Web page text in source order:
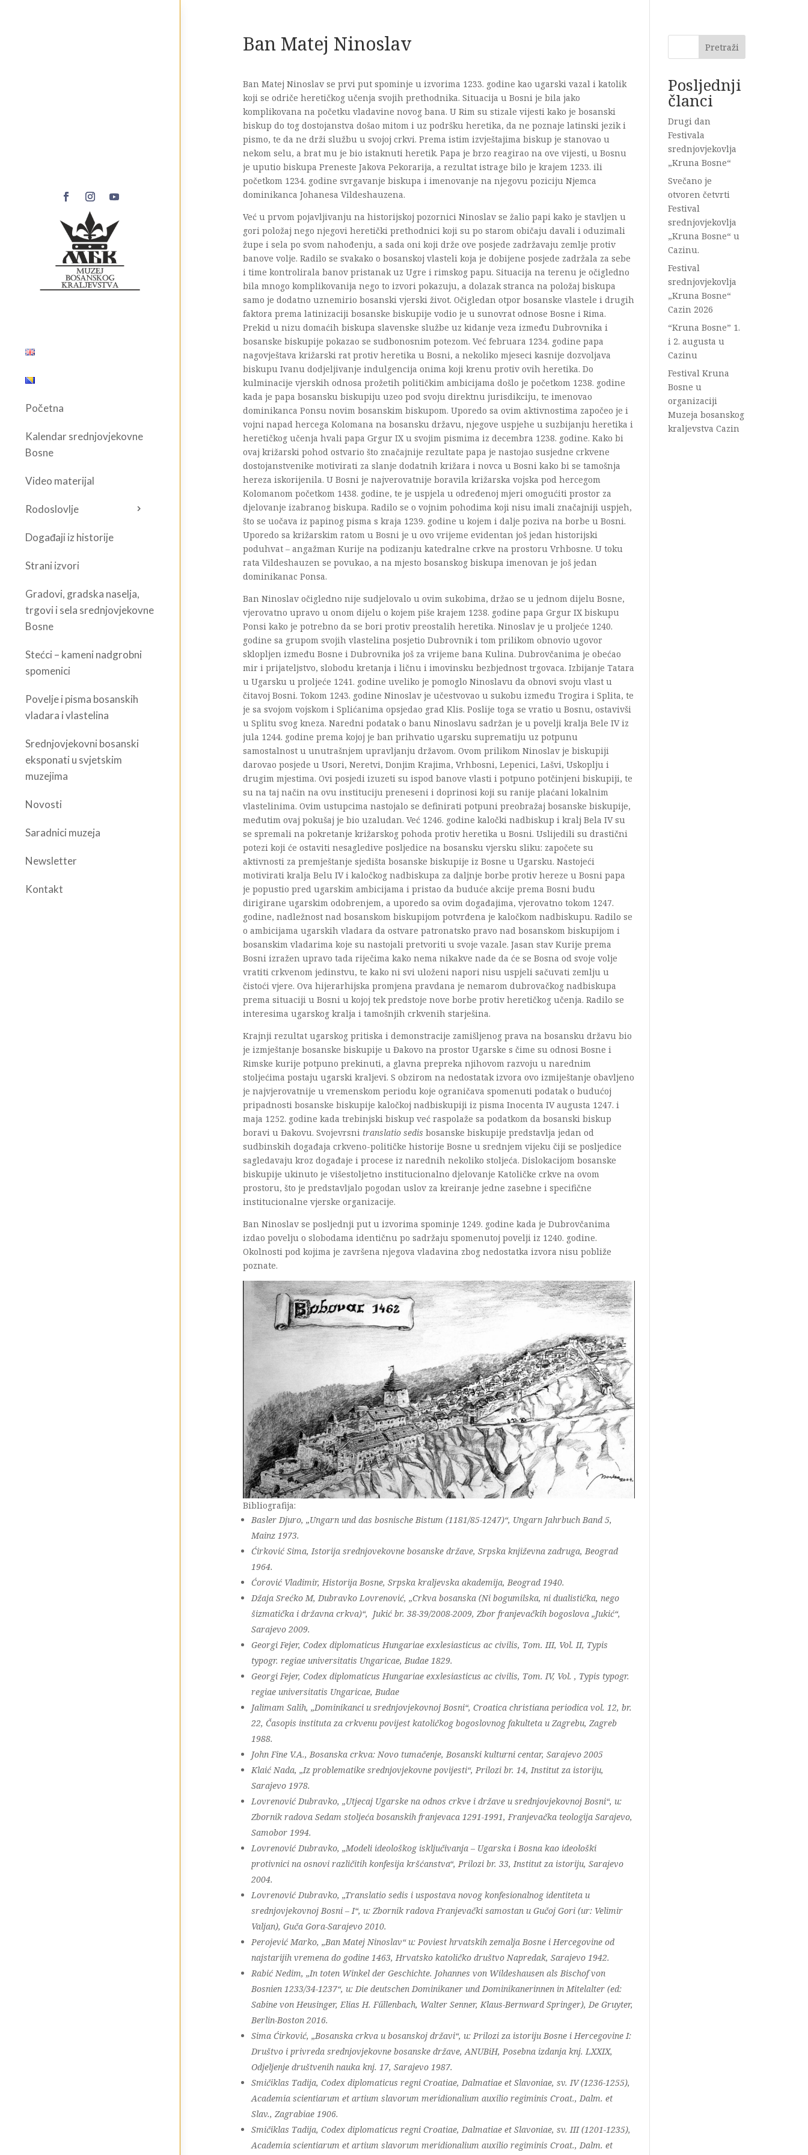
Početna
Kalendar srednjovjekovne
Bosne
Video materijal
Rodoslovlje
Događaji iz historije
Strani izvori
Gradovi, gradska naselja,
trgovi i sela srednjovjekovne
Bosne
Stećci – kameni nadgrobni
spomenici
Povelje i pisma bosanskih
vladara i vlastelina
Srednjovjekovni bosanski
eksponati u svjetskim
muzejima
Novosti
Saradnici muzeja
Newsletter
Kontakt
Ban Matej Ninoslav
Ban Matej Ninoslav se prvi put spominje u izvorima 1233. godine kao ugarski vazal i katolik
koji se odriče heretičkog učenja svojih prethodnika. Situacija u Bosni je bila jako
komplikovana na početku vladavine novog bana. U Rim su stizale vijesti kako je bosanski
biskup do tog dostojanstva došao mitom i uz podršku heretika, da ne poznaje latinski jezik i
pismo, te da ne drži službu u svojoj crkvi. Prema istim izvještajima biskup je stanovao u
nekom selu, a brat mu je bio istaknuti heretik. Papa je brzo reagirao na ove vijesti, u Bosnu
je uputio biskupa Preneste Jakova Pekorarija, a rezultat istrage bilo je krajem 1233. ili
početkom 1234. godine svrgavanje biskupa i imenovanje na njegovu poziciju Njemca
dominikanca Johanesa Vildeshauzena.
Već u prvom pojavljivanju na historijskoj pozornici Ninoslav se žalio papi kako je stavljen u
gori položaj nego njegovi heretički prethodnici koji su po starom običaju davali i oduzimali
župe i sela po svom nahođenju, a sada oni koji drže ove posjede zadržavaju zemlje protiv
banove volje. Radilo se svakako o bosanskoj vlasteli koja je dobijene posjede zadržala za sebe
i time kontrolirala banov pristanak uz Ugre i rimskog papu. Situacija na terenu je očigledno
bila mnogo komplikovanija nego to izvori pokazuju, a dolazak stranca na položaj biskupa
samo je dodatno uznemirio bosanski vjerski život. Očigledan otpor bosanske vlastele i drugih
faktora prema latinizaciji bosanske biskupije vodio je u sunovrat odnose Bosne i Rima.
Prekid u nizu domaćih biskupa slavenske službe uz kidanje veza između Dubrovnika i
bosanske biskupije pokazao se sudbonosnim potezom. Već februara 1234. godine papa
nagovještava križarski rat protiv heretika u Bosni, a nekoliko mjeseci kasnije dozvoljava
biskupu Ivanu dodjeljivanje indulgencija onima koji krenu protiv ovih heretika. Do
kulminacije vjerskih odnosa prožetih političkim ambicijama došlo je početkom 1238. godine
kada je papa bosansku biskupiju uzeo pod svoju direktnu jurisdikciju, te imenovao
dominikanca Ponsu novim bosanskim biskupom. Uporedo sa ovim aktivnostima započeo je i
vojni napad hercega Kolomana na bosansku državu, njegove uspjehe u suzbijanju heretika i
heretičkog učenja hvali papa Grgur IX u svojim pismima iz decembra 1238. godine. Kako bi
ovaj križarski pohod ostvario što značajnije rezultate papa je nastojao susjedne crkvene
dostojanstvenike motivirati za slanje dodatnih križara i novca u Bosni kako bi se tamošnja
hereza iskorijenila. U Bosni je najverovatnije boravila križarska vojska pod hercegom
Kolomanom početkom 1438. godine, te je uspjela u određenoj mjeri omogućiti prostor za
djelovanje izabranog biskupa. Radilo se o vojnim pohodima koji nisu imali značajniji uspjeh,
što se uočava iz papinog pisma s kraja 1239. godine u kojem i dalje poziva na borbe u Bosni.
Uporedo sa križarskim ratom u Bosni je u ovo vrijeme evidentan još jedan historijski
poduhvat – angažman Kurije na podizanju katedralne crkve na prostoru Vrhbosne. U toku
rata Vildeshauzen se povukao, a na mjesto bosanskog biskupa imenovan je još jedan
dominikanac Ponsa.
Ban Ninoslav očigledno nije sudjelovalo u ovim sukobima, držao se u jednom dijelu Bosne,
vjerovatno upravo u onom dijelu o kojem piše krajem 1238. godine papa Grgur IX biskupu
Ponsi kako je potrebno da se bori protiv preostalih heretika. Ninoslav je u proljeće 1240.
godine sa grupom svojih vlastelina posjetio Dubrovnik i tom prilikom obnovio ugovor
sklopljen između Bosne i Dubrovnika još za vrijeme bana Kulina. Dubrovčanima je obećao
mir i prijateljstvo, slobodu kretanja i ličnu i imovinsku bezbjednost trgovaca. Izbijanje Tatara
u Ugarsku u proljeće 1241. godine uveliko je pomoglo Ninoslavu da obnovi svoju vlast u
čitavoj Bosni. Tokom 1243. godine Ninoslav je učestvovao u sukobu između Trogira i Splita, te
je sa svojom vojskom i Splićanima opsjedao grad Klis. Poslije toga se vratio u Bosnu, ostavivši
u Splitu svog kneza. Naredni podatak o banu Ninoslavu sadržan je u povelji kralja Bele IV iz
jula 1244. godine prema kojoj je ban prihvatio ugarsku suprematiju uz potpunu
samostalnost u unutrašnjem upravljanju državom. Ovom prilikom Ninoslav je biskupiji
darovao posjede u Usori, Neretvi, Donjim Krajima, Vrhbosni, Lepenici, Lašvi, Uskoplju i
drugim mjestima. Ovi posjedi izuzeti su ispod banove vlasti i potpuno potčinjeni biskupiji, te
su na taj način na ovu instituciju preneseni i doprinosi koji su ranije plaćani lokalnim
vlastelinima. Ovim ustupcima nastojalo se definirati potpuni preobražaj bosanske biskupije,
međutim ovaj pokušaj je bio uzaludan. Već 1246. godine kaločki nadbiskup i kralj Bela IV su
se spremali na pokretanje križarskog pohoda protiv heretika u Bosni. Uslijedili su drastični
potezi koji će ostaviti nesagledive posljedice na bosansku vjersku sliku: započete su
aktivnosti za premještanje sjedišta bosanske biskupije iz Bosne u Ugarsku. Nastojeći
motivirati kralja Belu IV i kaločkog nadbiskupa za daljnje borbe protiv hereze u Bosni papa
je popustio pred ugarskim ambicijama i pristao da buduće akcije prema Bosni budu
dirigirane ugarskim odobrenjem, a uporedo sa ovim događajima, vjerovatno tokom 1247.
godine, nadležnost nad bosanskom biskupijom potvrđena je kaločkom nadbiskupu. Radilo se
o ambicijama ugarskih vladara da ostvare patronatsko pravo nad bosanskom biskupijom i
bosanskim vladarima koje su nastojali pretvoriti u svoje vazale. Jasan stav Kurije prema
Bosni izražen upravo tada riječima kako nema nikakve nade da će se Bosna od svoje volje
vratiti crkvenom jedinstvu, te kako ni svi uloženi napori nisu uspjeli sačuvati zemlju u
čistoći vjere. Ova hijerarhijska promjena pravdana je nemarom dubrovačkog nadbiskupa
prema situaciji u Bosni u kojoj tek predstoje nove borbe protiv heretičkog učenja. Radilo se
interesima ugarskog kralja i tamošnjih crkvenih starješina.
Krajnji rezultat ugarskog pritiska i demonstracije zamišljenog prava na bosansku državu bio
je izmještanje bosanske biskupije u Đakovo na prostor Ugarske s čime su odnosi Bosne i
Rimske kurije potpuno prekinuti, a glavna prepreka njihovom razvoju u narednim
stoljećima postaju ugarski kraljevi. S obzirom na nedostatak izvora ovo izmiještanje obavljeno
je najvjerovatnije u vremenskom periodu koje ograničava spomenuti podatak o budućoj
pripadnosti bosanske biskupije kaločkoj nadbiskupiji iz pisma Inocenta IV augusta 1247. i
maja 1252. godine kada trebinjski biskup već raspolaže sa podatkom da bosanski biskup
boravi u Đakovu. Svojevrsni translatio sedis bosanske biskupije predstavlja jedan od
sudbinskih događaja crkveno-političke historije Bosne u srednjem vijeku čiji se posljedice
sagledavaju kroz događaje i procese iz narednih nekoliko stoljeća. Dislokacijom bosanske
biskupije ukinuto je višestoljetno institucionalno djelovanje Katoličke crkve na ovom
prostoru, što je predstavljalo pogodan uslov za kreiranje jedne zasebne i specifične
institucionalne vjerske organizacije.
Ban Ninoslav se posljednji put u izvorima spominje 1249. godine kada je Dubrovčanima
izdao povelju o slobodama identičnu po sadržaju spomenutoj povelji iz 1240. godine.
Okolnosti pod kojima je završena njegova vladavina zbog nedostatka izvora nisu pobliže
poznate.
Bibliografija:
Basler Djuro, „Ungarn und das bosnische Bistum (1181/85-1247)“, Ungarn Jahrbuch Band 5,
Mainz 1973.
Ćirković Sima, Istorija srednjovekovne bosanske države, Srpska književna zadruga, Beograd
1964.
Ćorović Vladimir, Historija Bosne, Srpska kraljevska akademija, Beograd 1940.
Džaja Srećko M, Dubravko Lovrenović, „Crkva bosanska (Ni bogumilska, ni dualistička, nego
šizmatička i državna crkva)“, Jukić br. 38-39/2008-2009, Zbor franjevačkih bogoslova „Jukić“,
Sarajevo 2009.
Georgi Fejer, Codex diplomaticus Hungariae exxlesiasticus ac civilis, Tom. III, Vol. II, Typis
typogr. regiae universitatis Ungaricae, Budae 1829.
Georgi Fejer, Codex diplomaticus Hungariae exxlesiasticus ac civilis, Tom. IV, Vol. , Typis typogr.
regiae universitatis Ungaricae, Budae
Jalimam Salih, „Dominikanci u srednjovjekovnoj Bosni“, Croatica christiana periodica vol. 12, br.
22, Časopis instituta za crkvenu povijest katoličkog bogoslovnog fakulteta u Zagrebu, Zagreb
1988.
John Fine V.A., Bosanska crkva: Novo tumačenje, Bosanski kulturni centar, Sarajevo 2005
Klaić Nada, „Iz problematike srednjovjekovne povijesti“, Prilozi br. 14, Institut za istoriju,
Sarajevo 1978.
Lovrenović Dubravko, „Utjecaj Ugarske na odnos crkve i države u srednjovjekovnoj Bosni“, u:
Zbornik radova Sedam stoljeća bosanskih franjevaca 1291-1991, Franjevačka teologija Sarajevo,
Samobor 1994.
Lovrenović Dubravko, „Modeli ideološkog isključivanja – Ugarska i Bosna kao ideološki
protivnici na osnovi različitih konfesija kršćanstva“, Prilozi br. 33, Institut za istoriju, Sarajevo
2004.
Lovrenović Dubravko, „Translatio sedis i uspostava novog konfesionalnog identiteta u
srednjovjekovnoj Bosni – I“, u: Zbornik radova Franjevački samostan u Gučoj Gori (ur: Velimir
Valjan), Guča Gora-Sarajevo 2010.
Perojević Marko, „Ban Matej Ninoslav“ u: Poviest hrvatskih zemalja Bosne i Hercegovine od
najstarijih vremena do godine 1463, Hrvatsko katoličko društvo Napredak, Sarajevo 1942.
Rabić Nedim, „In toten Winkel der Geschichte. Johannes von Wildeshausen als Bischof von
Bosnien 1233/34-1237“, u: Die deutschen Dominikaner und Dominikanerinnen in Mitelalter (ed:
Sabine von Heusinger, Elias H. Fűllenbach, Walter Senner, Klaus-Bernward Springer), De Gruyter,
Berlin-Boston 2016.
Sima Ćirković, „Bosanska crkva u bosanskoj državi“, u: Prilozi za istoriju Bosne i Hercegovine I:
Društvo i privreda srednjovjekovne bosanske države, ANUBiH, Posebna izdanja knj. LXXIX,
Odjeljenje društvenih nauka knj. 17, Sarajevo 1987.
Smičiklas Tadija, Codex diplomaticus regni Croatiae, Dalmatiae et Slavoniae, sv. IV (1236-1255),
Academia scientiarum et artium slavorum meridionalium auxilio regiminis Croat., Dalm. et
Slav., Zagrabiae 1906.
Smičiklas Tadija, Codex diplomaticus regni Croatiae, Dalmatiae et Slavoniae, sv. III (1201-1235),
Academia scientiarum et artium slavorum meridionalium auxilio regiminis Croat., Dalm. et
Pretraži
Posljednji
članci
Drugi dan
Festivala
srednjovjekovlja
„Kruna Bosne“
Svečano je
otvoren četvrti
Festival
srednjovjekovlja
„Kruna Bosne“ u
Cazinu.
Festival
srednjovjekovlja
„Kruna Bosne“
Cazin 2026
“Kruna Bosne” 1.
i 2. augusta u
Cazinu
Festival Kruna
Bosne u
organizaciji
Muzeja bosanskog
kraljevstva Cazin